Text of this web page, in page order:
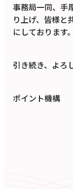
事務局一同、手
り上げ、皆様と
にしております。
引き続き、よろ
ポイント機構